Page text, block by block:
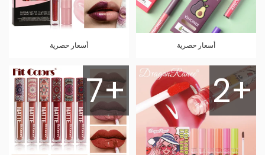
أسعار حصرية أسعار حصرية
2+
7+